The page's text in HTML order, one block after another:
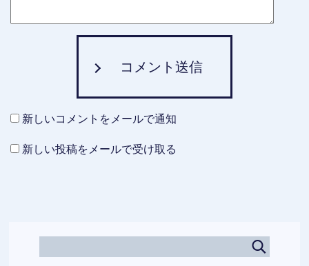
コメント送信
新しいコメントをメールで通知
新しい投稿をメールで受け取る